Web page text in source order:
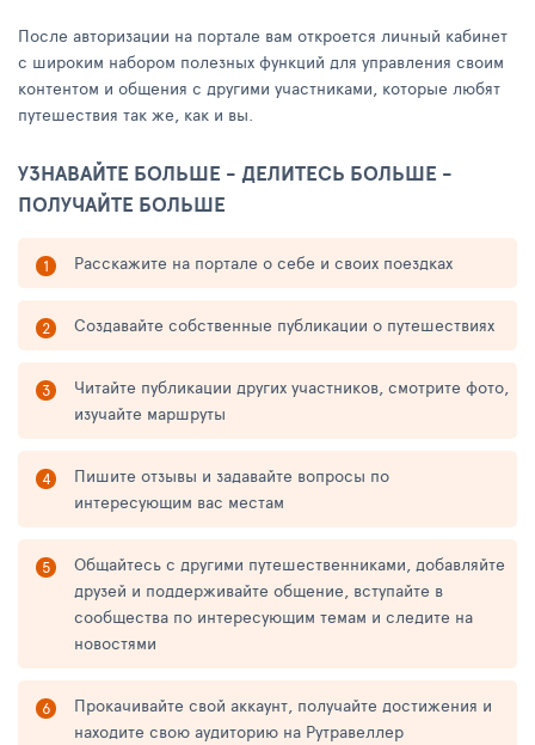
После авторизации на портале вам откроется личный кабинет
с широким набором полезных функций для управления своим
контентом и общения с другими участниками, которые любят
путешествия так же, как и вы.
УЗНАВАЙТЕ БОЛЬШЕ - ДЕЛИТЕСЬ БОЛЬШЕ -
ПОЛУЧАЙТЕ БОЛЬШЕ
Расскажите на портале о себе и своих поездках
Создавайте собственные публикации о путешествиях
Читайте публикации других участников, смотрите фото,
изучайте маршруты
Пишите отзывы и задавайте вопросы по
интересующим вас местам
Общайтесь с другими путешественниками, добавляйте
друзей и поддерживайте общение, вступайте в
сообщества по интересующим темам и следите на
новостями
Прокачивайте свой аккаунт, получайте достижения и
находите свою аудиторию на Рутравеллер